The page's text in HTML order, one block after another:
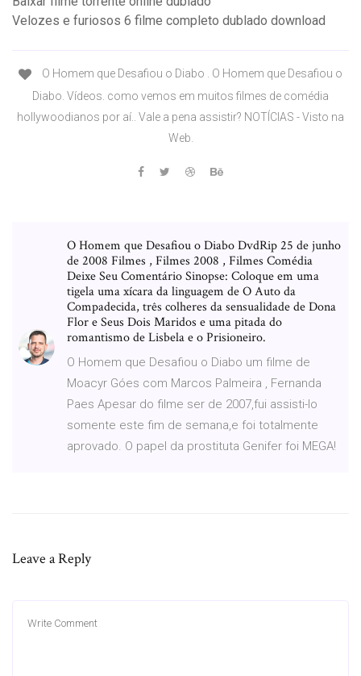
Velozes e furiosos 6 filme completo dublado download
O Homem que Desafiou o Diabo . O Homem que Desafiou o
Diabo. Vídeos. como vemos em muitos filmes de comédia
hollywoodianos por aí.. Vale a pena assistir? NOTÍCIAS - Visto na
Web.
O Homem que Desafiou o Diabo DvdRip 25 de junho
de 2008 Filmes , Filmes 2008 , Filmes Comédia
Deixe Seu Comentário Sinopse: Coloque em uma
tigela uma xícara da linguagem de O Auto da
Compadecida, três colheres da sensualidade de Dona
Flor e Seus Dois Maridos e uma pitada do
romantismo de Lisbela e o Prisioneiro.
O Homem que Desafiou o Diabo um filme de
Moacyr Góes com Marcos Palmeira , Fernanda
Paes Apesar do filme ser de 2007,fui assisti-lo
somente este fim de semana,e foi totalmente
aprovado. O papel da prostituta Genifer foi MEGA!
Leave a Reply